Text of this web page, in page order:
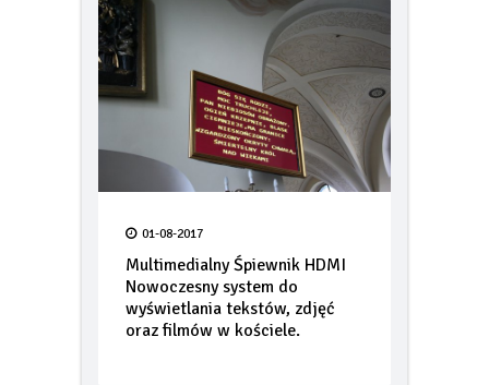
01-08-2017
Multimedialny Śpiewnik HDMI
Nowoczesny system do
wyświetlania tekstów, zdjęć